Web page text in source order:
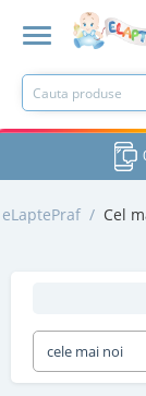
eLaptePraf / Cel
cele mai noi